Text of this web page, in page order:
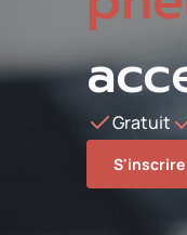
Gratuit